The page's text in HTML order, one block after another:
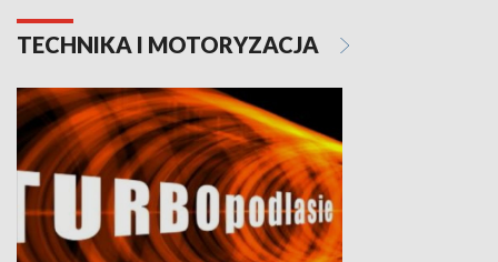
TECHNIKA I MOTORYZACJA